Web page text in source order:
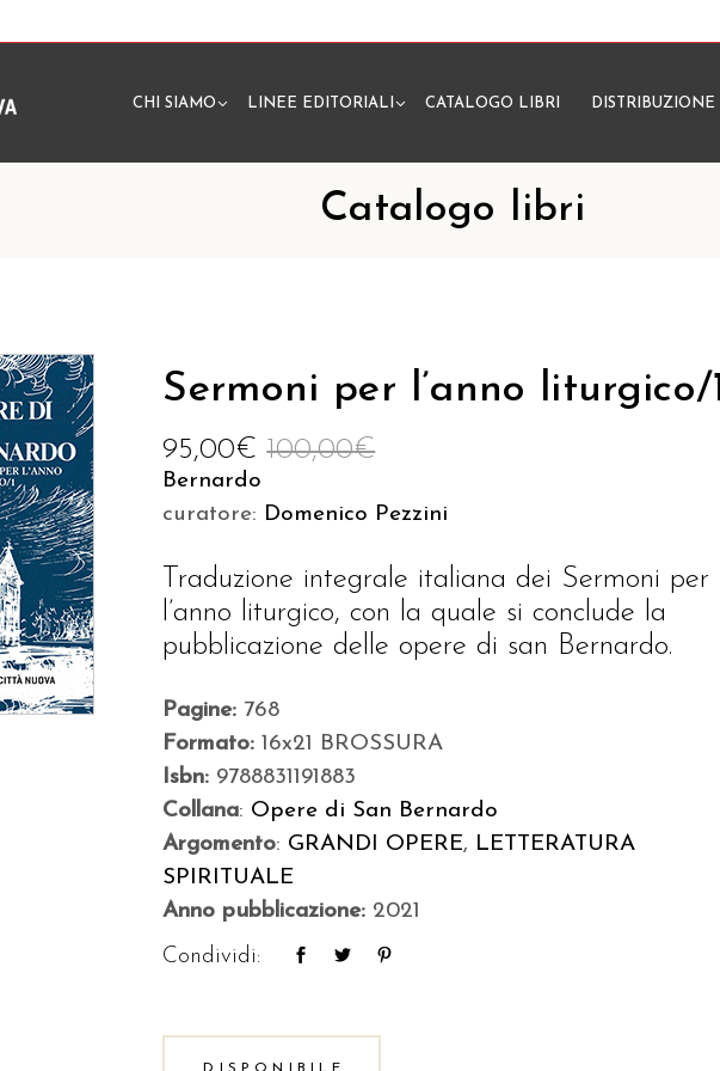
CHI SIAMO LINEE EDITORIALI CATALOGO LIBRI DISTRIBUZIONE
Catalogo libri
Sermoni per l’anno liturgico/
100,00€
95,00€
Bernardo
curatore: Domenico Pezzini
Traduzione integrale italiana dei Sermoni per
l’anno liturgico, con la quale si conclude la
pubblicazione delle opere di san Bernardo.
Pagine: 768
Formato:16x21 BROSSURA
Isbn: 9788831191883
Collana: Opere di San Bernardo
Argomento: GRANDI OPERE, LETTERATURA
SPIRITUALE
Anno pubblicazione: 2021
Condividi: